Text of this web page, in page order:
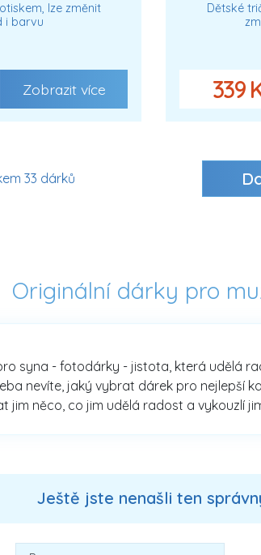
lze změnit
i barvu
Zobrazit více
Dětské
339
33 dárků
Originální dárky pro
syna - fotodárky - jistota, která udělá
nevíte, jaký vybrat dárek pro nejlepší
jim něco, co jim udělá radost a vykouzlí
Ještě jste nenašli ten